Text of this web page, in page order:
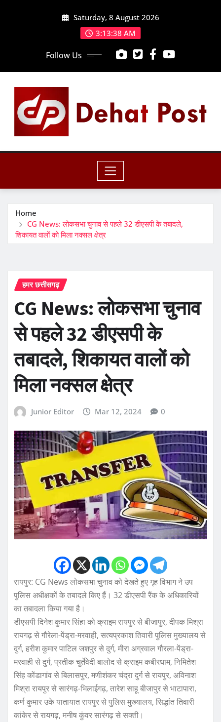
Saturday, 8 August 2026
3:13:40 AM
Follow Us
Home
CG News: लोकसभा चुनाव से पहले 32 डीएसपी के तबादले,
शिकायत वालों को मिला नक्सल क्षेत्र
हमर छत्तीसगढ़
CG News: लोकसभा चुनाव
से पहले 32 डीएसपी के
तबादले, शिकायत वालों को
मिला नक्सल क्षेत्र
Junior Editor Mar 12, 2024 0
रायपुर: CG News लोकसभा चुनाव को देखते हुए गृह विभाग ने उप
पुलिस अधीक्षकों के तबादले किए हैं। 32 डीएसपी रैंक के अधिकारियों
का तबादला किया गया है।
डीएसपी दिनेश कुमार सिंहा को क्राइम रायपुर से बीजापुर, दीपक मिश्रा
रायगढ़ से गौरेला-पेंड्रा-मरवाही, सत्यप्रकाश तिवारी पुलिस मुख्यालय से
दुर्ग, हरीश कुमार पाटिल जशपुर से दुर्ग, मीरा अग्रवाल गौरला-पेंड्रा-
मरवाही से दुर्ग, प्रतीक चुर्तेवेदी बालोद से क्राइम कबीरधाम, निमितेश
सिंह कोंडागांव से बिलासपुर, मणीशंकर चंद्रा दुर्ग से रायपुर, अविनाश
मिश्रा रायपुर से सारंगढ़-भिलाईगढ़, तारेश साहू बीजापुर से भाटापारा,
कर्ण कुमार उके यातायात रायपुर से पुलिस मुख्यालय, सिद्धांत तिवारी
कांकेर से रायगढ़, मनीष कुंवर सारंगढ़ से सक्ती।